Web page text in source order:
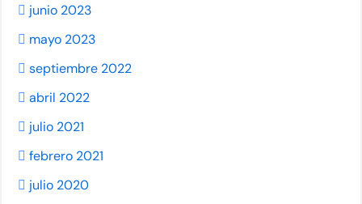
junio 2023
mayo 2023
septiembre 2022
abril 2022
julio 2021
febrero 2021
julio 2020